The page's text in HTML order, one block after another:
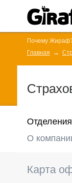
Почему
Главная
О
Карта